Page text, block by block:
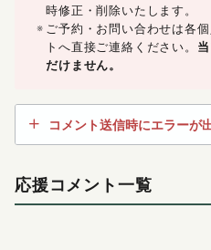
時修正・削除いたします。
ご予約・お問い合わせは各
トへ直接ご連絡ください。
だけません。
コメント送信時にエラーが
応援コメント一覧